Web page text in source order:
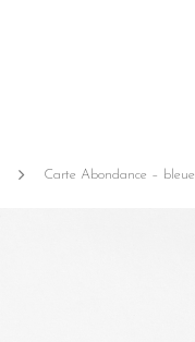
Carte Abondance – bleue